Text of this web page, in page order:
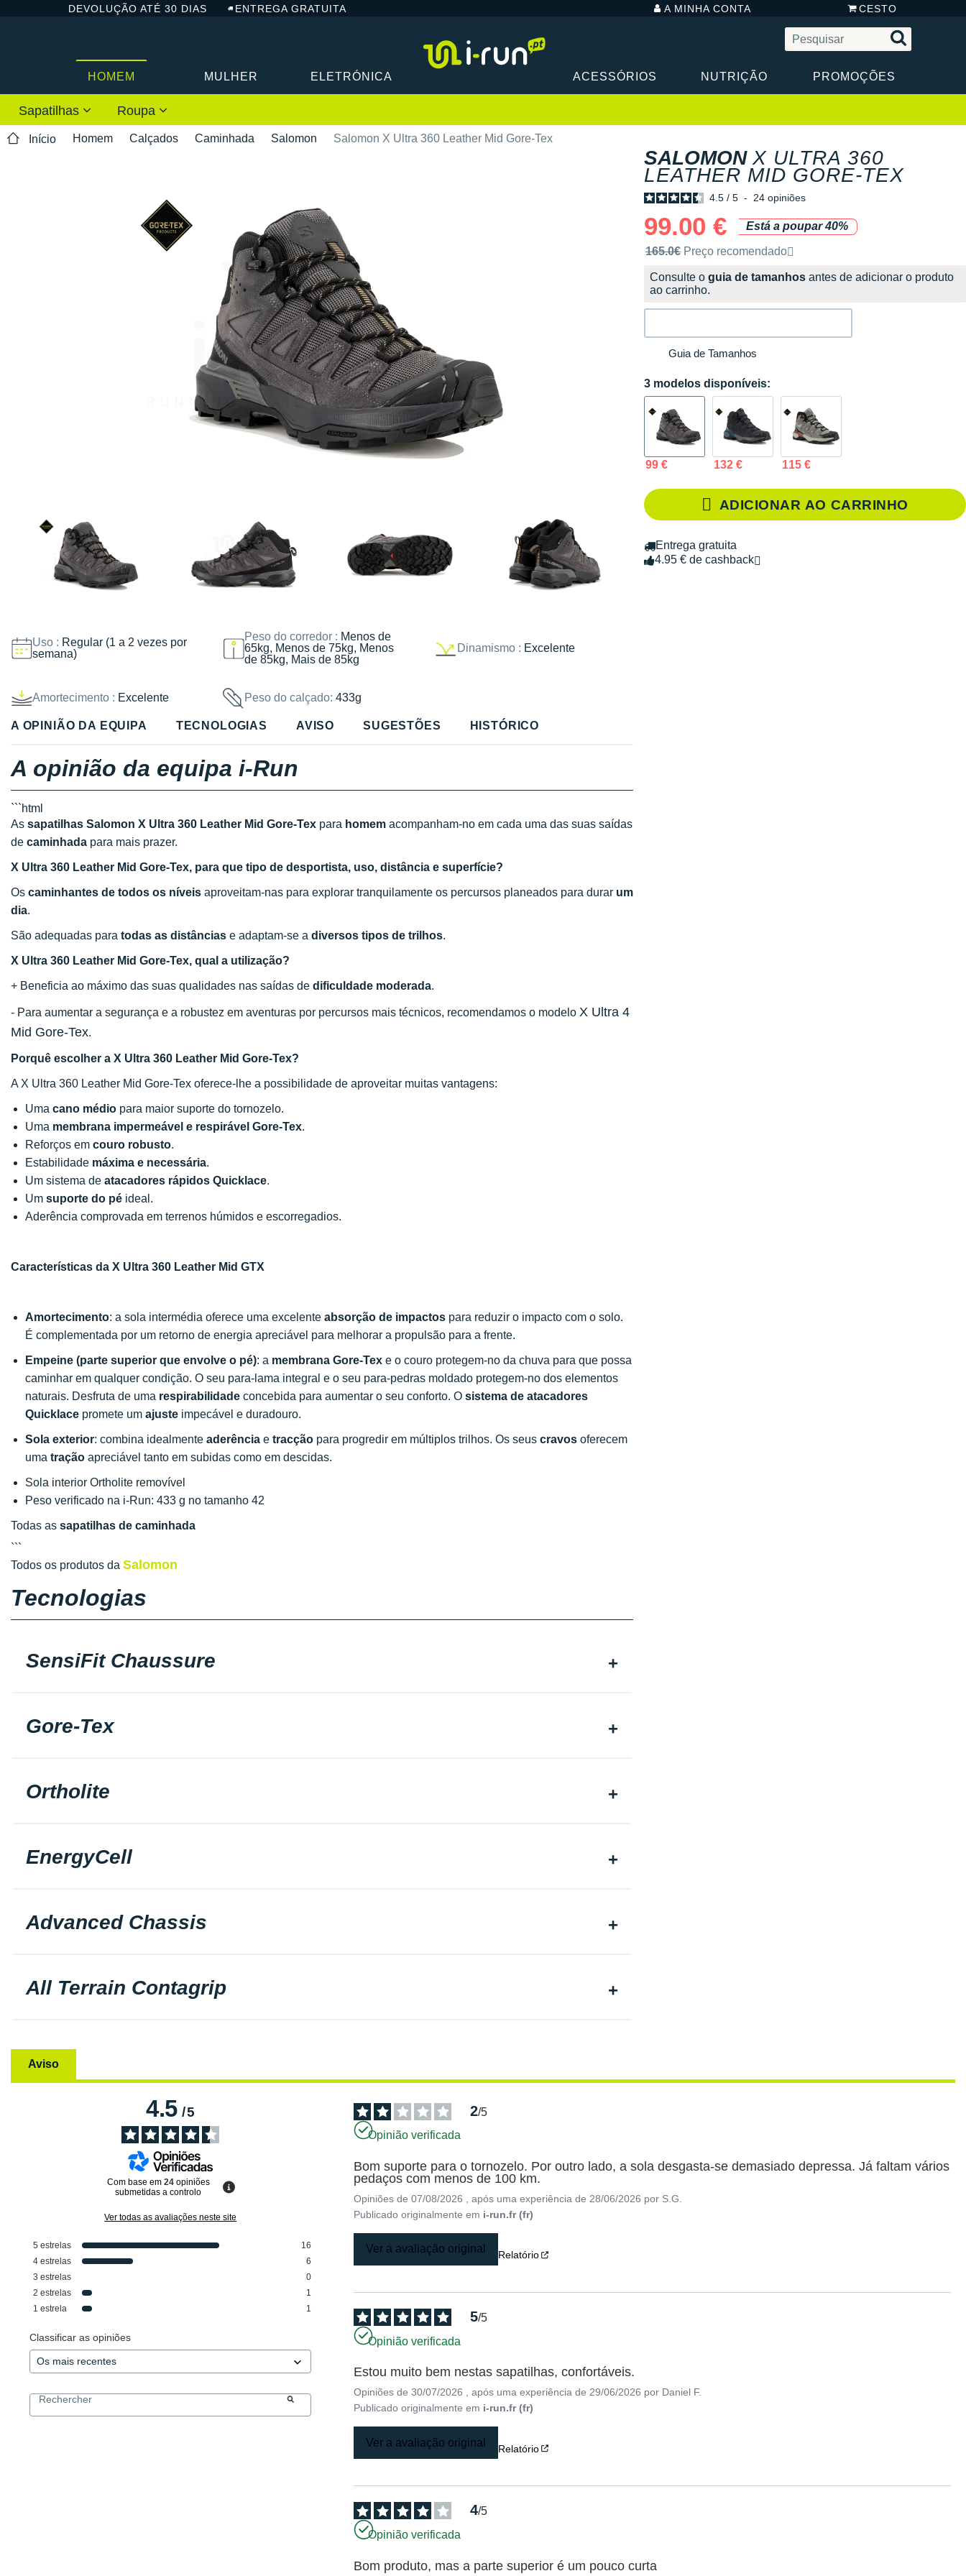
DEVOLUÇÃO ATÉ 30 DIAS ENTREGA GRATUITA A MINHA CONTA CESTO
HOMEM MULHER ELETRÓNICA ACESSÓRIOS NUTRIÇÃO PROMOÇÕES
Sapatilhas Roupa
Início Homem Calçados Caminhada Salomon Salomon X Ultra 360 Leather Mid Gore-Tex
Uso : Regular (1 a 2 vezes por
semana)
Peso do corredor : Menos de
65kg, Menos de 75kg, Menos
de 85kg, Mais de 85kg
Dinamismo : Excelente
Amortecimento : Excelente Peso do calçado: 433g
SALOMON X ULTRA 360
LEATHER MID GORE-TEX
4.5 / 5 - 24 opiniões
99.00 €
Está a poupar 40%
Preço de venda recomendado pela marca
165.0€ Preço recomendado
Consulte o guia de tamanhos antes de adicionar o produto
ao carrinho.
Guia de Tamanhos
3 modelos disponíveis:
99 € 132 € 115 €
ADICIONAR AO CARRINHO
Entrega gratuita
4.95 € de cashback
A OPINIÃO DA EQUIPA TECNOLOGIAS AVISO SUGESTÕES HISTÓRICO
A opinião da equipa i-Run
```html
As sapatilhas Salomon X Ultra 360 Leather Mid Gore-Tex para homem acompanham-no em cada uma das suas saídas
de caminhada para mais prazer.
X Ultra 360 Leather Mid Gore-Tex, para que tipo de desportista, uso, distância e superfície?
Os caminhantes de todos os níveis aproveitam-nas para explorar tranquilamente os percursos planeados para durar um
dia.
São adequadas para todas as distâncias e adaptam-se a diversos tipos de trilhos.
X Ultra 360 Leather Mid Gore-Tex, qual a utilização?
+ Beneficia ao máximo das suas qualidades nas saídas de dificuldade moderada.
- Para aumentar a segurança e a robustez em aventuras por percursos mais técnicos, recomendamos o modelo X Ultra 4
Mid Gore-Tex.
Porquê escolher a X Ultra 360 Leather Mid Gore-Tex?
A X Ultra 360 Leather Mid Gore-Tex oferece-lhe a possibilidade de aproveitar muitas vantagens:
Uma cano médio para maior suporte do tornozelo.
Uma membrana impermeável e respirável Gore-Tex.
Reforços em couro robusto.
Estabilidade máxima e necessária.
Um sistema de atacadores rápidos Quicklace.
Um suporte do pé ideal.
Aderência comprovada em terrenos húmidos e escorregadios.
Características da X Ultra 360 Leather Mid GTX
Amortecimento: a sola intermédia oferece uma excelente absorção de impactos para reduzir o impacto com o solo.
É complementada por um retorno de energia apreciável para melhorar a propulsão para a frente.
Empeine (parte superior que envolve o pé): a membrana Gore-Tex e o couro protegem-no da chuva para que possa
caminhar em qualquer condição. O seu para-lama integral e o seu para-pedras moldado protegem-no dos elementos
naturais. Desfruta de uma respirabilidade concebida para aumentar o seu conforto. O sistema de atacadores
Quicklace promete um ajuste impecável e duradouro.
Sola exterior: combina idealmente aderência e tracção para progredir em múltiplos trilhos. Os seus cravos oferecem
uma tração apreciável tanto em subidas como em descidas.
Sola interior Ortholite removível
Peso verificado na i-Run: 433 g no tamanho 42
Todas as sapatilhas de caminhada
```
Todos os produtos da Salomon
Tecnologias
SensiFit Chaussure
Gore-Tex
Ortholite
EnergyCell
Advanced Chassis
All Terrain Contagrip
Aviso
4.5/5
Com base em 24 opiniões
submetidas a controlo
Ver todas as avaliações neste site
5 estrelas
16
4 estrelas
6
3 estrelas
0
2 estrelas
1
1 estrela 1
Classificar as opiniões
2/5
Opinião verificada
Bom suporte para o tornozelo. Por outro lado, a sola desgasta-se demasiado depressa. Já faltam vários
pedaços com menos de 100 km.
Opiniões de07/08/2026 , após uma experiência de 28/06/2026 por S.G.
Publicado originalmente em i-run.fr (fr)
Ver a avaliação original Relatório
5/5
Opinião verificada
Estou muito bem nestas sapatilhas, confortáveis.
Opiniões de30/07/2026 , após uma experiência de 29/06/2026 por Daniel F.
Publicado originalmente em i-run.fr (fr)
Ver a avaliação original Relatório
4/5
Opinião verificada
Bom produto, mas a parte superior é um pouco curta